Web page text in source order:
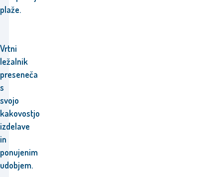
plaže.
Vrtni
ležalnik
preseneča
s
svojo
kakovostjo
izdelave
in
ponujenim
udobjem.